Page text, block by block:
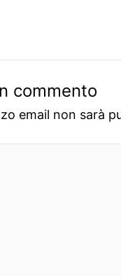
commento
email non sarà